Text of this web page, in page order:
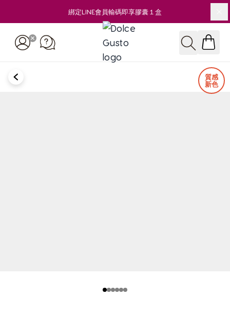
綁定LINE會員輸碼即享膠囊１盒
搜尋
BACK
質感
新色